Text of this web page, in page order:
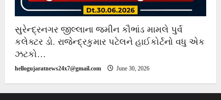
સુરેન્દ્રનગર જીલ્લાના જમીન કૌભાંડ મામલે પુર્વ
કલેક્ટર ડો. રાજેન્દ્રકુમાર પટેલને હાઈકોર્ટનો વધુ એક
ઝટકો…
hellogujaratnews24x7@gmail.com June 30, 2026